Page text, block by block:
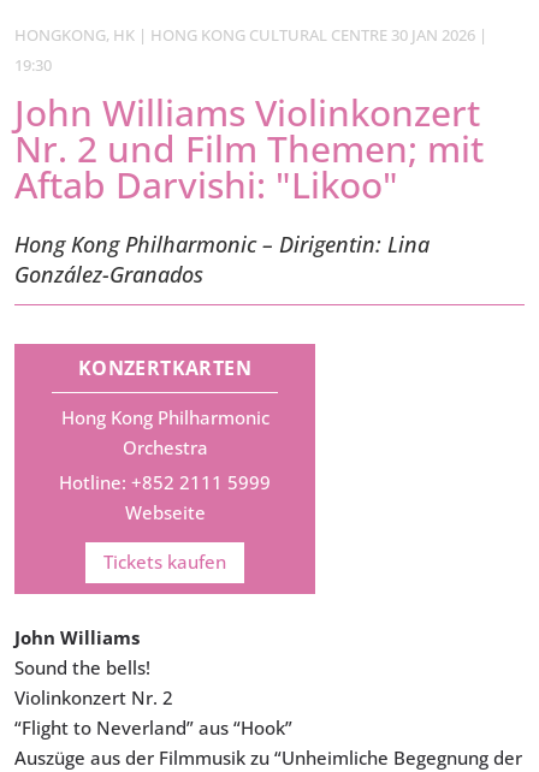
HONGKONG, HK | HONG KONG CULTURAL CENTRE 30 JAN 2026 |
19:30
John Williams Violinkonzert
Nr. 2 und Film Themen; mit
Aftab Darvishi: "Likoo"
Hong Kong Philharmonic – Dirigentin: Lina
González-Granados
KONZERTKARTEN
Hong Kong Philharmonic
Orchestra
Hotline: +852 2111 5999
Webseite
Tickets kaufen
John Williams
Sound the bells!
Violinkonzert Nr. 2
“Flight to Neverland” aus “Hook”
Auszüge aus der Filmmusik zu “Unheimliche Begegnung der